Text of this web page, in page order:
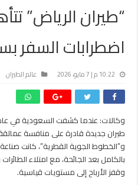
“طيران الرياض”
اضطرابات السفر
10:22 م | 7 مايو، 2026 عالم الطيران
طيران جديدة قادرة على منافسة
و”الخطوط الجوية القطرية”، كانت
بالكامل بعد الجائحة، مع امتلاء
وقفز الأرباح إلى مستويات قياسية.